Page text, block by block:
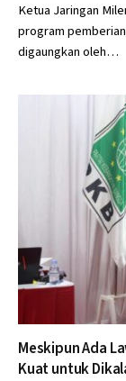
Ketua Jaringan
program
digaungkan oleh…
Meskipun Ada
Kuat untuk